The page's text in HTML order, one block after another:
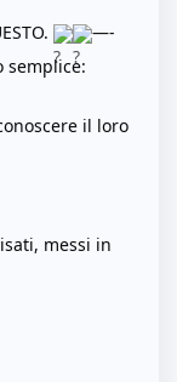
—-
semplice:
il loro
messi in